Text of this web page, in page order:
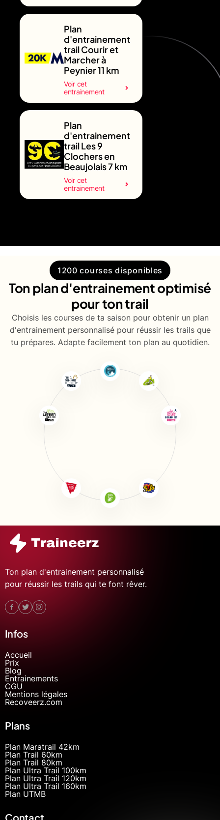
Plan
d'entrainement
trail Courir et
Marcher à
Peynier 11 km
Voir cet
entrainement
Plan
d'entrainement
trail Les 9
Clochers en
Beaujolais 7 km
Voir cet
entrainement
1200 courses disponibles
Ton plan d'entrainement optimisé
pour ton trail
Choisis les courses de ta saison pour obtenir un plan
d'entrainement personnalisé pour réussir les trails que
tu prépares. Adapte facilement ton plan au quotidien.
Ton plan d'entrainement personnalisé
pour réussir les trails qui te font rêver.
Infos
Accueil
Prix
Blog
Entrainements
CGU
Mentions légales
Recoveerz.com
Plans
Plan Maratrail 42km
Plan Trail 60km
Plan Trail 80km
Plan Ultra Trail 100km
Plan Ultra Trail 120km
Plan Ultra Trail 160km
Plan UTMB
Contact